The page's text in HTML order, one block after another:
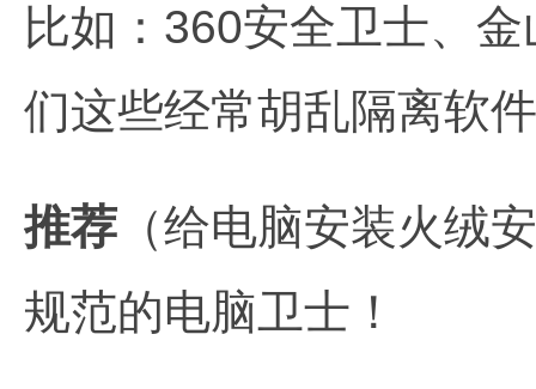
比如：360安全卫士、
们这些经常胡乱隔离软
推荐 （给电脑安装火绒
规范的电脑卫士！